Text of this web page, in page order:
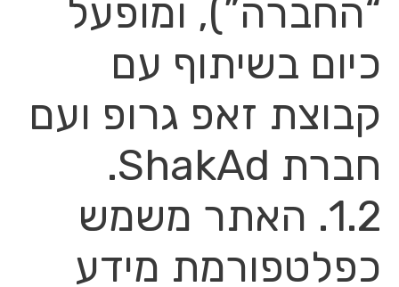
“החברה”), ומופעל
כיום בשיתוף עם
קבוצת זאפ גרופ ועם
חברת ShakAd.
1.2. האתר משמש
כפלטפורמת מידע